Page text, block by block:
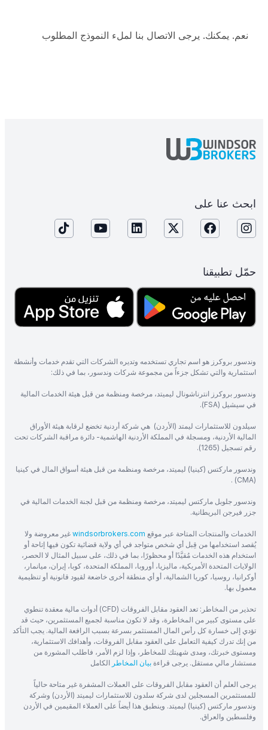
نعم. يمكنك. يرجى الاتصال بنا لملء النموذج المطلوب
ابحث عنا على
حمّل تطبيقنا
وندسور بروكرز هو اسم تجاري تستخدمه وتديره الشركات التي تقدم خدمات وأنشطة
استثمارية والتي تشكل جزءاً من مجموعة شركات وندسور، بما في ذلك:
وندسور بروكرز انترناشونال ليميتد، مرخصة ومنظمة من قبل هيئة الخدمات المالية
في سيشيل (FSA).
سيلدون للاستثمارات ليمتد (الأردن) هي شركة أردنية تخضع لرقابة هيئة الأوراق
المالية الأردنية، ومسجلة في المملكة الأردنية الهاشمية- دائرة مراقبة الشركات تحت
رقم تسجيل (1265).
وندسور ماركتس (كينيا) ليميتد، مرخصة ومنظمة من قبل هيئة أسواق المال في كينيا
(CMA) .
وندسور جلوبل ماركتس ليميتد، مرخصة ومنظمة من قبل لجنة الخدمات المالية في
جزر فيرجن البريطانية.
الخدمات والمنتجات المتاحة عبر موقع windsorbrokers.com غير معروضة ولا
يُقصد استخدامها من قِبل أي شخص متواجد في أي ولاية قضائية تكون فيها إتاحة أو
استخدام هذه الخدمات مُقيَّدًا أو محظورًا، بما في ذلك، على سبيل المثال لا الحصر،
الولايات المتحدة الأمريكية، ماليزيا، أوروبا، المملكة المتحدة، كوبا، إيران، ميانمار،
أوكرانيا، روسيا، كوريا الشمالية، أو أي منطقة أخرى خاضعة لقيود قانونية أو تنظيمية
معمول بها.
تحذير من المخاطر: تعد العقود مقابل الفروقات (CFD) أدوات مالية معقدة تنطوي
على مستوى كبير من المخاطرة، وقد لا تكون مناسبة لجميع المستثمرين، حيث قد
تؤدي إلى خسارة كل رأس المال المستثمر بسرعة بسبب الرافعة المالية. يجب التأكد
من إنك تدرك كيفية التعامل على العقود مقابل الفروقات، وأهدافك الاستثمارية،
ومستوى خبرتك، ومدى شهيتك للمخاطر، وإذا لزم الأمر، فاطلب المشورة من
مستشار مالي مستقل. يرجى قراءة بيان المخاطر الكامل
يرجى العلم أن العقود مقابل الفروقات على العملات المشفرة غير متاحة حالياً
للمستثمرين المسجلين لدى شركة سلدون للاستثمارات ليميتد (الأردن) وشركة
وندسور ماركتس (كينيا) ليميتد. وينطبق هذا أيضاً على العملاء المقيمين في الأردن
وفلسطين والعراق.